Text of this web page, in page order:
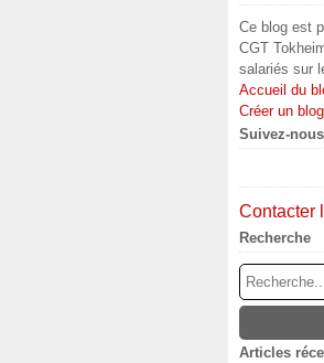
Ce blog est
CGT
salariés sur
Accueil du
Créer un
Suivez-
Contacter
Recherche
Articles